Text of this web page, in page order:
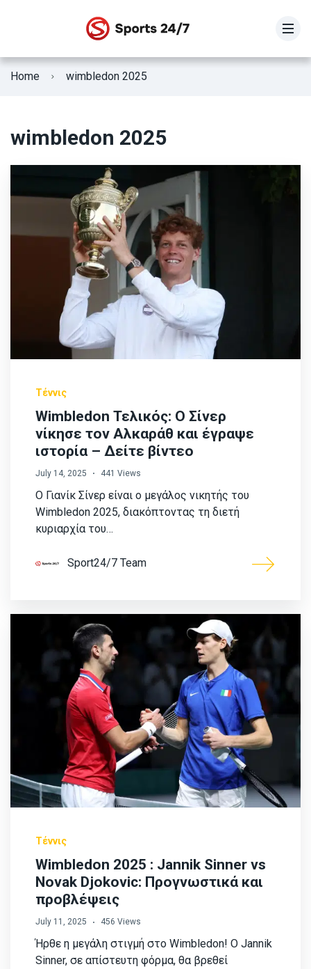
Home wimbledon 2025
wimbledon 2025
Τέννις
Wimbledon Τελικός: Ο Σίνερ
νίκησε τον Αλκαράθ και έγραψε
ιστορία – Δείτε βίντεο
July 14, 2025 441 Views
Ο Γιανίκ Σίνερ είναι ο μεγάλος νικητής του
Wimbledon 2025, διακόπτοντας τη διετή
κυριαρχία του…
Sport24/7 Team
Τέννις
Wimbledon 2025 : Jannik Sinner vs
Novak Djokovic: Προγνωστικά και
προβλέψεις
July 11, 2025 456 Views
Ήρθε η μεγάλη στιγμή στο Wimbledon! Ο Jannik
Sinner, σε απίστευτη φόρμα, θα βρεθεί
ΕΘΝΙΚΗ ΕΛΛΑΔΟΣ
Fifa Club World Cup